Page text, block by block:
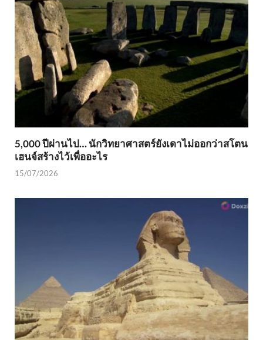
5,000 ปีผ่านไป… นักวิทยาศาสตร์ยังเดาไม่ออกว่าสโตน
เฮนจ์สร้างไว้เพื่ออะไร
15/07/2026